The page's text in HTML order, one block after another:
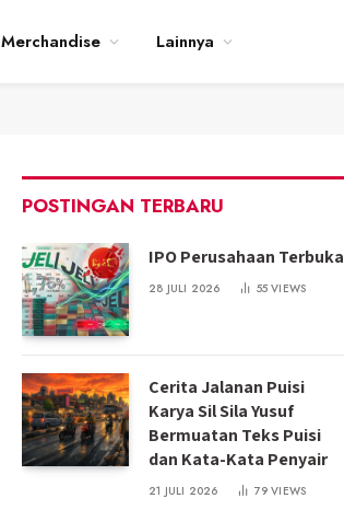
Merchandise Lainnya
POSTINGAN TERBARU
IPO Perusahaan Terbuka
28 JULI 2026 55VIEWS
Cerita Jalanan Puisi
Karya Sil Sila Yusuf
Bermuatan Teks Puisi
dan Kata-Kata Penyair
21 JULI 2026 79VIEWS